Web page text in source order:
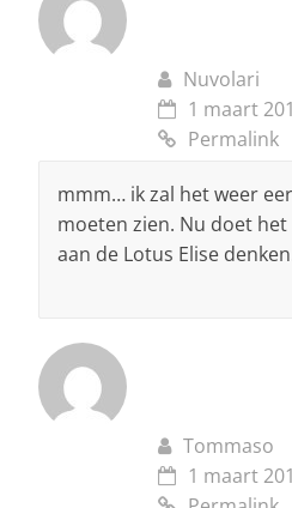
Nuvolari
1 maart
Permalink
mmm… ik zal het weer
moeten zien. Nu doet
aan de Lotus Elise
Tommaso
1 maart